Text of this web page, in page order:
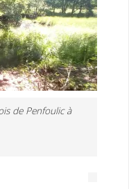
de Penfoulic à
sens